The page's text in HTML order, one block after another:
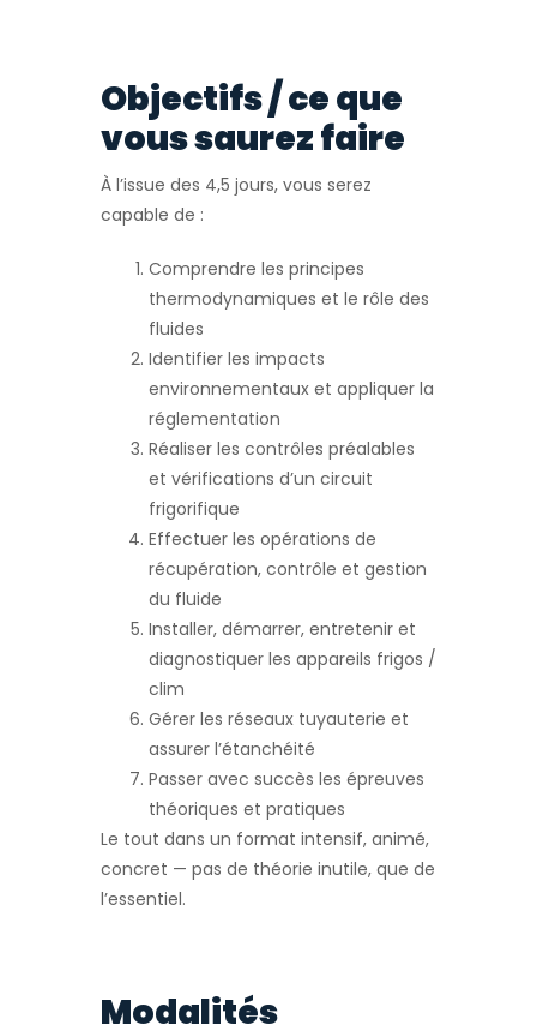
Objectifs / ce que
vous saurez faire
À l’issue des 4,5 jours, vous serez
capable de :
Comprendre les principes
thermodynamiques et le rôle des
fluides
Identifier les impacts
environnementaux et appliquer la
réglementation
Réaliser les contrôles préalables
et vérifications d’un circuit
frigorifique
Effectuer les opérations de
récupération, contrôle et gestion
du fluide
Installer, démarrer, entretenir et
diagnostiquer les appareils frigos /
clim
Gérer les réseaux tuyauterie et
assurer l’étanchéité
Passer avec succès les épreuves
théoriques et pratiques
Le tout dans un format intensif, animé,
concret — pas de théorie inutile, que de
l’essentiel.
Modalités